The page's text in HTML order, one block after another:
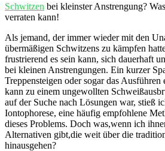
Schwitzen bei kleinster Anstrengung?
verraten kann!
Als ⁤jemand, der ​immer wieder mit den
übermäßigen ⁣Schwitzens zu ‍kämpfen
frustrierend⁣ es sein ⁢kann, sich dauerhaft
bei kleinen⁤ Anstrengungen.⁣ Ein⁣ kurzer
‌Treppensteigen ⁤oder⁣ sogar das
kann zu einem ungewollten‌
auf der Suche nach Lösungen ⁣war,​ stieß
Iontophorese, ⁤eine häufig empfohlene
dieses ⁤Problems. Doch was,wenn ich
Alternativen gibt,die weit ‌über die
hinausgehen?